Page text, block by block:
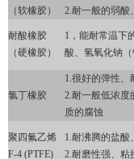
（软橡胶）
2.耐一般的弱酸
耐酸橡胶
（硬橡胶）
1，能耐常温下
酸、氢氧化钠
氯丁橡胶
1.很好的弹性、
2.耐一般低浓度
质的腐蚀
聚四氟乙烯
F-4 (PTFE)
1.耐沸腾的盐
2.耐磨性强、粘